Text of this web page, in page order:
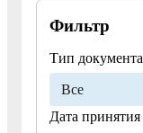
Фильтр
Тип документа
Дата принятия